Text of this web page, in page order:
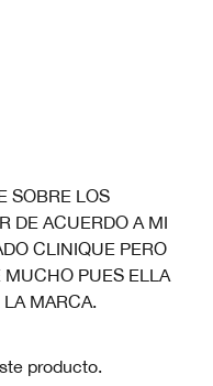
SOBRE LOS
DE ACUERDO A MI
CLINIQUE PERO
MUCHO PUES ELLA
LA MARCA.
producto.